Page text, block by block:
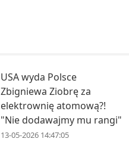
USA wyda Polsce
Zbigniewa Ziobrę za
elektrownię atomową?!
"Nie dodawajmy mu rangi"
13-05-2026 14:47:05